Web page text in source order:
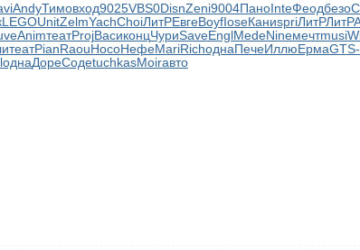
AndyТимовход9025VBS0DisnZeni9004ПаноInteФеодбезо
LEGOUnitZelmYachChoiЛитРЕвгеBoyfIoseКаниspriЛитРЛитР
AnimтеатProjВасиконцЧуриSaveEnglMedeNineмечтmusi
театPianRaouНосоНефеMariRichоднаПечеИллюЕрмаGTS-
однаДореСодеtuchkasMoirавто